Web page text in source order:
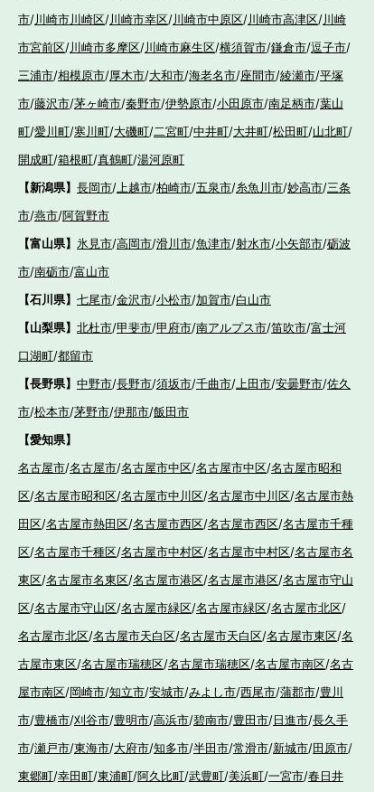
市/川崎市川崎区/川崎市幸区/川崎市中原区/川崎市高津区/川崎
市宮前区/川崎市多摩区/川崎市麻生区/横須賀市/鎌倉市/逗子市/
三浦市/相模原市/厚木市/大和市/海老名市/座間市/綾瀬市/平塚
市/藤沢市/茅ヶ崎市/秦野市/伊勢原市/小田原市/南足柄市/葉山
町/愛川町/寒川町/大磯町/二宮町/中井町/大井町/松田町/山北町/
開成町/箱根町/真鶴町/湯河原町
【新潟県】 長岡市/上越市/柏崎市/五泉市/糸魚川市/妙高市/三条
市/燕市/阿賀野市
【富山県】 氷見市/高岡市/滑川市/魚津市/射水市/小矢部市/砺波
市/南砺市/富山市
【石川県】 七尾市/金沢市/小松市/加賀市/白山市
【山梨県】 北杜市/甲斐市/甲府市/南アルプス市/笛吹市/富士河
口湖町/都留市
【長野県】 中野市/長野市/須坂市/千曲市/上田市/安曇野市/佐久
市/松本市/茅野市/伊那市/飯田市
【愛知県】
名古屋市/名古屋市/名古屋市中区/名古屋市中区/名古屋市昭和
区/名古屋市昭和区/名古屋市中川区/名古屋市中川区/名古屋市熱
田区/名古屋市熱田区/名古屋市西区/名古屋市西区/名古屋市千種
区/名古屋市千種区/名古屋市中村区/名古屋市中村区/名古屋市名
東区/名古屋市名東区/名古屋市港区/名古屋市港区/名古屋市守山
区/名古屋市守山区/名古屋市緑区/名古屋市緑区/名古屋市北区/
名古屋市北区/名古屋市天白区/名古屋市天白区/名古屋市東区/名
古屋市東区/名古屋市瑞穂区/名古屋市瑞穂区/名古屋市南区/名古
屋市南区/岡崎市/知立市/安城市/みよし市/西尾市/蒲郡市/豊川
市/豊橋市/刈谷市/豊明市/高浜市/碧南市/豊田市/日進市/長久手
市/瀬戸市/東海市/大府市/知多市/半田市/常滑市/新城市/田原市/
東郷町/幸田町/東浦町/阿久比町/武豊町/美浜町/一宮市/春日井